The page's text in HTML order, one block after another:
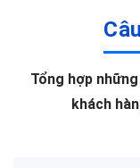
Tổng hợp
khách